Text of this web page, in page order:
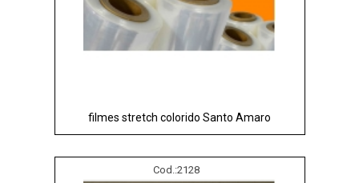
filmes stretch colorido Santo Amaro
Cod.:2128